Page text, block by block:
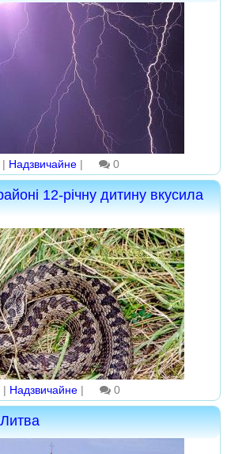
| Надзвичайне | 0
12-річну дитину вкусила
| Надзвичайне | 0